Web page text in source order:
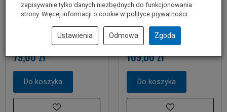
Zszywacz ręczny HT8
BOSCH + 1000 zszywek
79,00 zł
Do koszyka
Zszywacz ręczny HT14
BOSCH + 1000 zszywek
109,00 zł
Do koszyka
zapisywanie tylko danych niezbędnych do funkcjonowania
strony. Więcej informacji o cookie w polityce prywatności
Ustawienia Odmowa Zgoda